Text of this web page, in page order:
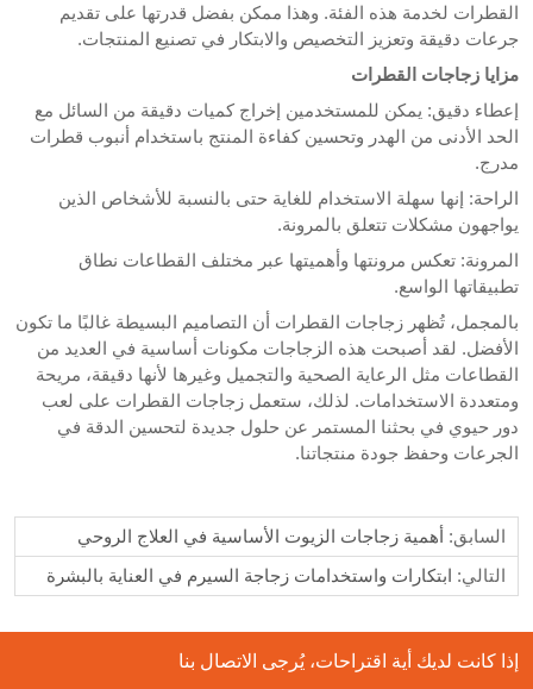
القطرات لخدمة هذه الفئة. وهذا ممكن بفضل قدرتها على تقديم
جرعات دقيقة وتعزيز التخصيص والابتكار في تصنيع المنتجات.
مزايا زجاجات القطرات
إعطاء دقيق: يمكن للمستخدمين إخراج كميات دقيقة من السائل مع
الحد الأدنى من الهدر وتحسين كفاءة المنتج باستخدام أنبوب قطرات
مدرج.
الراحة: إنها سهلة الاستخدام للغاية حتى بالنسبة للأشخاص الذين
يواجهون مشكلات تتعلق بالمرونة.
المرونة: تعكس مرونتها وأهميتها عبر مختلف القطاعات نطاق
تطبيقاتها الواسع.
بالمجمل، تُظهر زجاجات القطرات أن التصاميم البسيطة غالبًا ما تكون
الأفضل. لقد أصبحت هذه الزجاجات مكونات أساسية في العديد من
القطاعات مثل الرعاية الصحية والتجميل وغيرها لأنها دقيقة، مريحة
ومتعددة الاستخدامات. لذلك، ستعمل زجاجات القطرات على لعب
دور حيوي في بحثنا المستمر عن حلول جديدة لتحسين الدقة في
الجرعات وحفظ جودة منتجاتنا.
السابق: أهمية زجاجات الزيوت الأساسية في العلاج الروحي
التالي: ابتكارات واستخدامات زجاجة السيرم في العناية بالبشرة
إذا كانت لديك أية اقتراحات، يُرجى الاتصال بنا